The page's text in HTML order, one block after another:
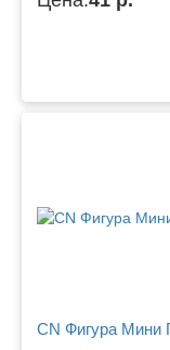
CN Фигура Мини